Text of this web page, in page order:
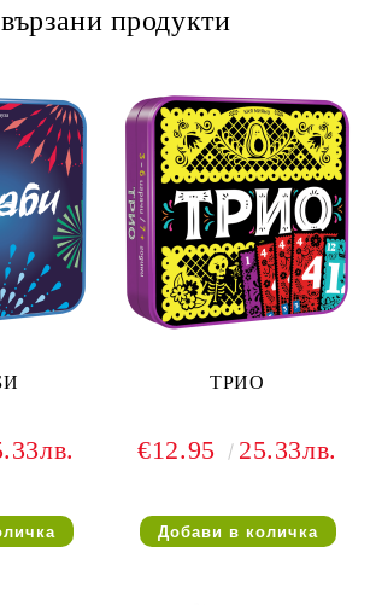
продукти
ТРИО
€12.95 25.33лв.